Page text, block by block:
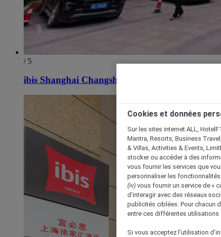
/ 5
ibis Shanghai Changshou Road Hotel
Cookies et données
Sur les sites internet ALL,
Mantra, Resorts, Business
& Villas, Activities & Events,
stocker ou accéder à des
vous fournir les services que
personnaliser les
(iv) vous fournir un service de «
d'interagir avec des réseaux
publicités ciblées. Pour chacun
entre ces différentes utilisations
Si vous acceptez l’utilisation